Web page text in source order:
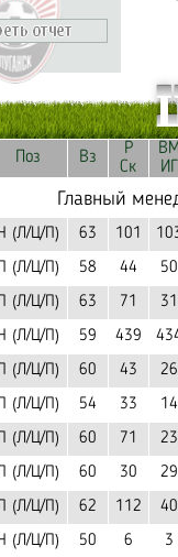
Поз Вз
Р
Ск
ИГ
Главный
(Л/Ц/П) 63 101
(Л/Ц/П) 58 44 50
(Л/Ц/П) 63 71 31
(Л/Ц/П) 59 439
(Л/Ц/П) 60 43 26
(Л/Ц/П) 54 33 14
(Л/Ц/П) 60 71 23
(Л/Ц/П) 60 30 29
(Л/Ц/П) 62 112 40
(Л/Ц/П) 50 6 3